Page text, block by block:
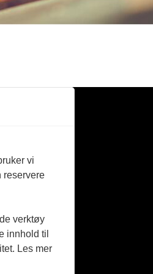
vi
reservere
verktøy
innhold til
Les mer